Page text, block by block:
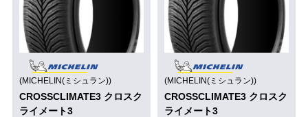
(MICHELIN(ミシュラン))
CROSSCLIMATE3 クロスク
ライメート3
(MICHELIN(ミシュラン))
CROSSCLIMATE3 クロスク
ライメート3